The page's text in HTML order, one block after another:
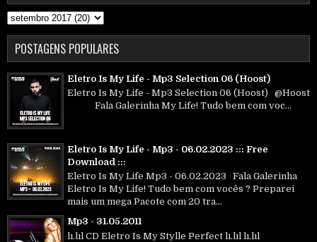
POSTAGENS POPULARES
Eletro Is My Life - Mp3 Selection 06 (Hoost)
Eletro Is My Life - Mp3 Selection 06 (Hoost) @Hoost
Fala Galerinha My Life! Tudo bem com voc...
Eletro Is My Life - Mp3 - 06.02.2023 ::: Free
Download :::
Eletro Is My Life Mp3 - 06.02.2023 Fala Galerinha
Eletro Is My Life! Tudo bem com vocês ? Preparei
mais um mega Pacote com 20 tra...
Mp3 - 31.05.2011
lı.lıl CD Eletro Is My Stylle Perfect lı.lıl lı.lıl